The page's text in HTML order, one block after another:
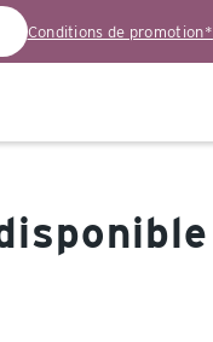
Conditions de promotion*